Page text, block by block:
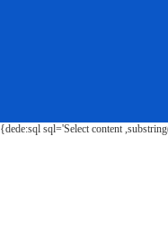
{dede:sql sql='Select content